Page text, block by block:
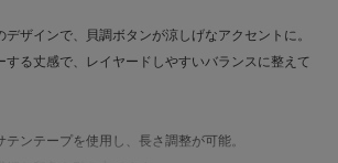
ザインで、貝調ボタンが涼しげなアクセントに。
する丈感で、レイヤードしやすいバランスに整えて
ンテープを使用し、長さ調整が可能。